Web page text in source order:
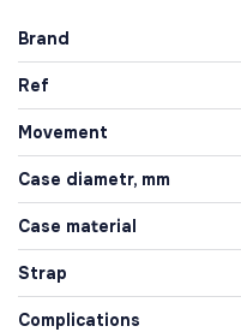
Brand
Ref
Movement
Case diametr, mm
Case material
Strap
Complications